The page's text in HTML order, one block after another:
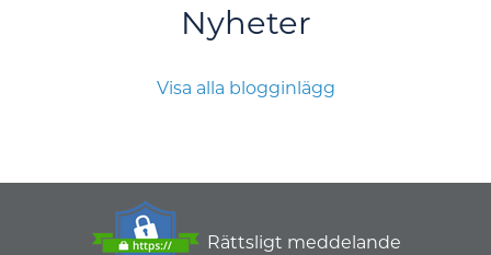
Nyheter
Visa alla blogginlägg
Rättsligt meddelande